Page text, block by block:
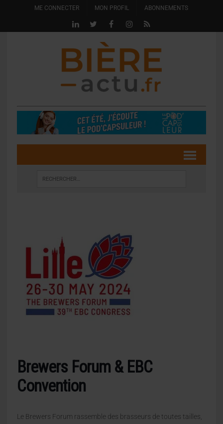
ME CONNECTER MON PROFIL ABONNEMENTS
Brewers Forum & EBC
Convention
Le Brewers Forum rassemble des brasseurs de toutes tailles,